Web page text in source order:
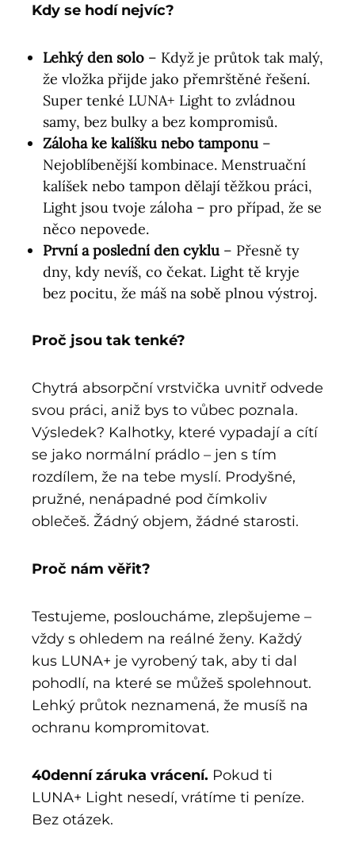
Kdy se hodí nejvíc?
Lehký den solo – Když je průtok tak malý,
že vložka přijde jako přemrštěné řešení.
Super tenké LUNA+ Light to zvládnou
samy, bez bulky a bez kompromisů.
Záloha ke kalíšku nebo tamponu –
Nejoblíbenější kombinace. Menstruační
kalíšek nebo tampon dělají těžkou práci,
Light jsou tvoje záloha – pro případ, že se
něco nepovede.
První a poslední den cyklu – Přesně ty
dny, kdy nevíš, co čekat. Light tě kryje
bez pocitu, že máš na sobě plnou výstroj.
Proč jsou tak tenké?
Chytrá absorpční vrstvička uvnitř odvede
svou práci, aniž bys to vůbec poznala.
Výsledek? Kalhotky, které vypadají a cítí
se jako normální prádlo – jen s tím
rozdílem, že na tebe myslí. Prodyšné,
pružné, nenápadné pod čímkoliv
oblečeš. Žádný objem, žádné starosti.
Proč nám věřit?
Testujeme, posloucháme, zlepšujeme –
vždy s ohledem na reálné ženy. Každý
kus LUNA+ je vyrobený tak, aby ti dal
pohodlí, na které se můžeš spolehnout.
Lehký průtok neznamená, že musíš na
ochranu kompromitovat.
40denní záruka vrácení. Pokud ti
LUNA+ Light nesedí, vrátíme ti peníze.
Bez otázek.